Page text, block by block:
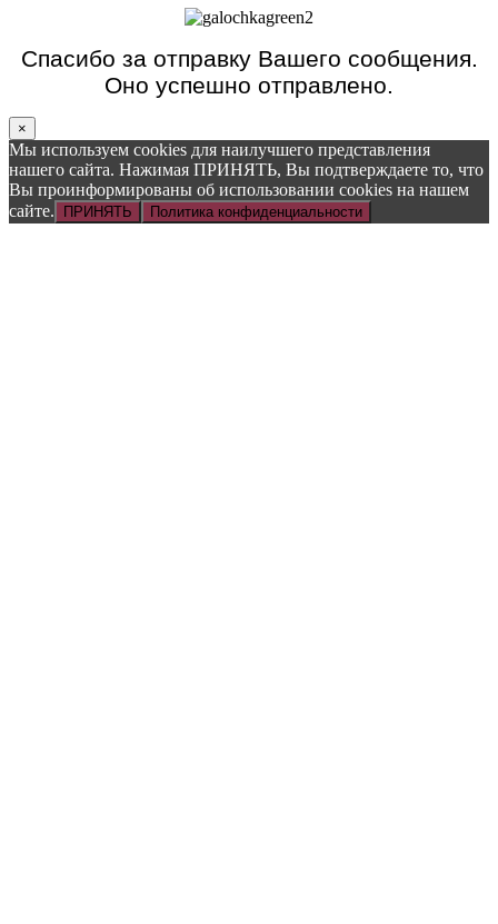
Спасибо за отправку Вашего сообщения.
Оно успешно отправлено.
×
Мы используем cookies для наилучшего представления
нашего сайта. Нажимая ПРИНЯТЬ, Вы подтверждаете то, что
Вы проинформированы об использовании cookies на нашем
сайте.
ПРИНЯТЬ Политика конфиденциальности